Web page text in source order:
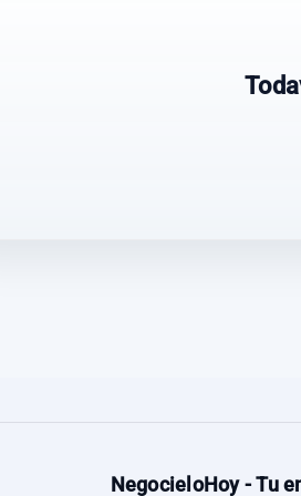
NegocieloHoy - Tu